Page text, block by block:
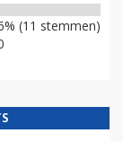
(11 stemmen)